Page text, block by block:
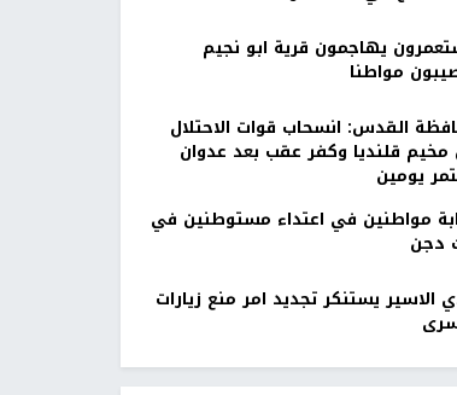
يهاجمون قرية ابو نجيم
مواطنا
القدس: انسحاب قوات الاحتلال
قلنديا وكفر عقب بعد عدوان
يومين
مواطنين في اعتداء مستوطنين في
دجن
الاسير يستنكر تجديد امر منع زيارات